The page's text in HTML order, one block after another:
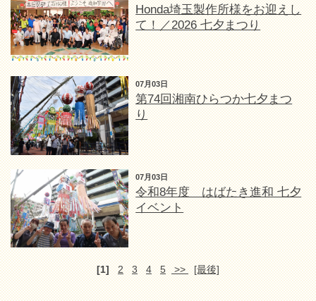
Honda埼玉製作所様をお迎えし
て！／2026 七夕まつり
07月03日
第74回湘南ひらつか七夕まつ
り
07月03日
令和8年度 はばたき進和 七夕
イベント
[1] 2 3 4 5 >> [最後]